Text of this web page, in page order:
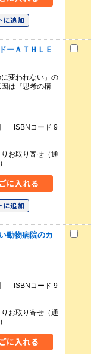
ーＡＴＨＬＥ
変われない」の
は『思考の構
】 ISBNコード 9
お取り寄せ（通
動物病院のカ
】 ISBNコード 9
お取り寄せ（通